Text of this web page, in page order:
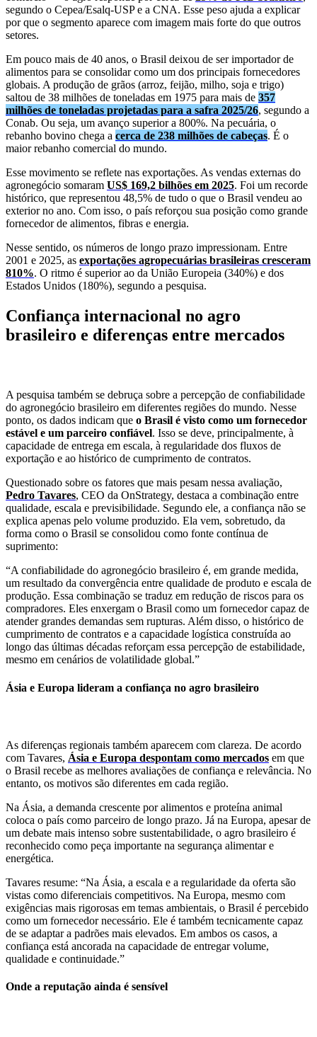
segundo o Cepea/Esalq-USP e a CNA. Esse peso ajuda a explicar
por que o segmento aparece com imagem mais forte do que outros
setores.
Em pouco mais de 40 anos, o Brasil deixou de ser importador de
alimentos para se consolidar como um dos principais fornecedores
globais. A produção de grãos (arroz, feijão, milho, soja e trigo)
saltou de 38 milhões de toneladas em 1975 para mais de 357
milhões de toneladas projetadas para a safra 2025/26, segundo a
Conab. Ou seja, um avanço superior a 800%. Na pecuária, o
rebanho bovino chega a cerca de 238 milhões de cabeças. É o
maior rebanho comercial do mundo.
Esse movimento se reflete nas exportações. As vendas externas do
agronegócio somaram US$ 169,2 bilhões em 2025. Foi um recorde
histórico, que representou 48,5% de tudo o que o Brasil vendeu ao
exterior no ano. Com isso, o país reforçou sua posição como grande
fornecedor de alimentos, fibras e energia.
Nesse sentido, os números de longo prazo impressionam. Entre
2001 e 2025, as exportações agropecuárias brasileiras cresceram
810%. O ritmo é superior ao da União Europeia (340%) e dos
Estados Unidos (180%), segundo a pesquisa.
Confiança internacional no agro
brasileiro e diferenças entre mercados
A pesquisa também se debruça sobre a percepção de confiabilidade
do agronegócio brasileiro em diferentes regiões do mundo. Nesse
ponto, os dados indicam que o Brasil é visto como um fornecedor
estável e um parceiro confiável. Isso se deve, principalmente, à
capacidade de entrega em escala, à regularidade dos fluxos de
exportação e ao histórico de cumprimento de contratos.
Questionado sobre os fatores que mais pesam nessa avaliação,
Pedro Tavares, CEO da OnStrategy, destaca a combinação entre
qualidade, escala e previsibilidade. Segundo ele, a confiança não se
explica apenas pelo volume produzido. Ela vem, sobretudo, da
forma como o Brasil se consolidou como fonte contínua de
suprimento:
“A confiabilidade do agronegócio brasileiro é, em grande medida,
um resultado da convergência entre qualidade de produto e escala de
produção. Essa combinação se traduz em redução de riscos para os
compradores. Eles enxergam o Brasil como um fornecedor capaz de
atender grandes demandas sem rupturas. Além disso, o histórico de
cumprimento de contratos e a capacidade logística construída ao
longo das últimas décadas reforçam essa percepção de estabilidade,
mesmo em cenários de volatilidade global.”
Ásia e Europa lideram a confiança no agro brasileiro
As diferenças regionais também aparecem com clareza. De acordo
com Tavares, Ásia e Europa despontam como mercados em que
o Brasil recebe as melhores avaliações de confiança e relevância. No
entanto, os motivos são diferentes em cada região.
Na Ásia, a demanda crescente por alimentos e proteína animal
coloca o país como parceiro de longo prazo. Já na Europa, apesar de
um debate mais intenso sobre sustentabilidade, o agro brasileiro é
reconhecido como peça importante na segurança alimentar e
energética.
Tavares resume: “Na Ásia, a escala e a regularidade da oferta são
vistas como diferenciais competitivos. Na Europa, mesmo com
exigências mais rigorosas em temas ambientais, o Brasil é percebido
como um fornecedor necessário. Ele é também tecnicamente capaz
de se adaptar a padrões mais elevados. Em ambos os casos, a
confiança está ancorada na capacidade de entregar volume,
qualidade e continuidade.”
Onde a reputação ainda é sensível